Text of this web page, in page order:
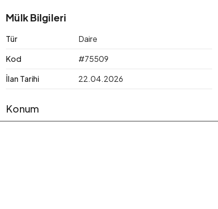
Mülk Bilgileri
Tür
Daire
Kod
#75509
İlan Tarihi
22.04.2026
Konum